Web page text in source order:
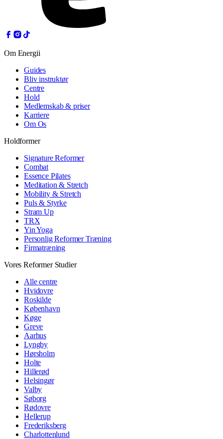
Om Energii
Guides
Bliv instruktør
Centre
Hold
Medlemskab & priser
Karriere
Om Os
Holdformer
Signature Reformer
Combat
Essence Pilates
Meditation & Stretch
Mobility & Stretch
Puls & Styrke
Stram Up
TRX
Yin Yoga
Personlig Reformer Træning
Firmatræning
Vores Reformer Studier
Alle centre
Hvidovre
Roskilde
København
Køge
Greve
Aarhus
Lyngby
Hørsholm
Holte
Hillerød
Helsingør
Valby
Søborg
Rødovre
Hellerup
Frederiksberg
Charlottenlund